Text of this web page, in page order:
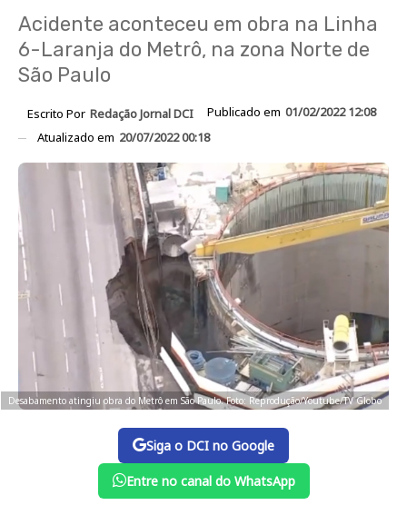
Acidente aconteceu em obra na Linha
6-Laranja do Metrô, na zona Norte de
São Paulo
Escrito Por Redação Jornal DCI Publicado em 01/02/2022 12:08
Atualizado em 20/07/2022 00:18
Desabamento atingiu obra do Metrô em São Paulo. Foto: Reprodução/Youtube/TV Globo
Siga o DCI no Google
Entre no canal do WhatsApp